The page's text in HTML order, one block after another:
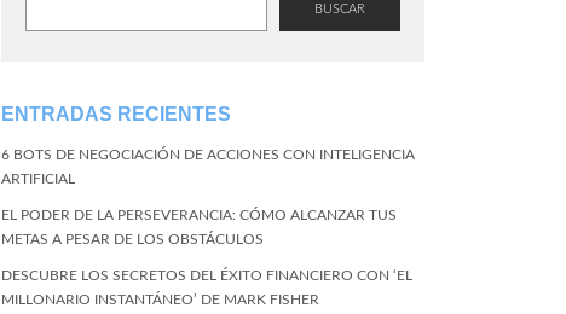
BUSCAR
ENTRADAS RECIENTES
6 BOTS DE NEGOCIACIÓN DE ACCIONES CON INTELIGENCIA
ARTIFICIAL
EL PODER DE LA PERSEVERANCIA: CÓMO ALCANZAR TUS
METAS A PESAR DE LOS OBSTÁCULOS
DESCUBRE LOS SECRETOS DEL ÉXITO FINANCIERO CON ‘EL
MILLONARIO INSTANTÁNEO’ DE MARK FISHER